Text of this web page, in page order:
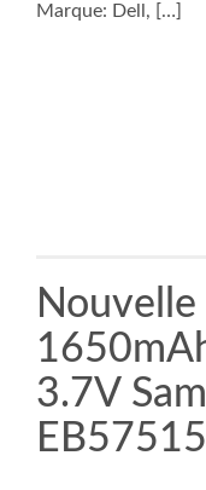
Marque: Dell, […]
3.7V